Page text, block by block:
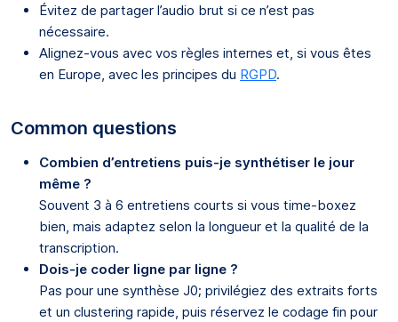
Évitez de partager l’audio brut si ce n’est pas
nécessaire.
Alignez-vous avec vos règles internes et, si vous êtes
en Europe, avec les principes du RGPD.
Common questions
Combien d’entretiens puis-je synthétiser le jour
même ?
Souvent 3 à 6 entretiens courts si vous time-boxez
bien, mais adaptez selon la longueur et la qualité de la
transcription.
Dois-je coder ligne par ligne ?
Pas pour une synthèse J0; privilégiez des extraits forts
et un clustering rapide, puis réservez le codage fin pour